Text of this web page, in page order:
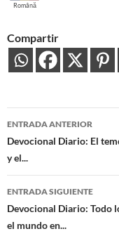
Română
Compartir
Navegación
de
entradas
ENTRADA ANTERIOR
Devocional Diario: El
y el...
ENTRADA SIGUIENTE
Devocional Diario: Todo
el mundo en...